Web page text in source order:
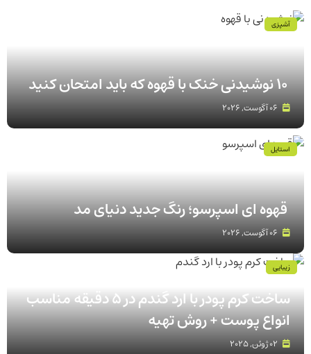
۱۰ نوشیدنی خنک با قهوه که باید امتحان کنید
06 آگوست, 2026
آشپزی
قهوه‌ ای اسپرسو؛ رنگ جدید دنیای مد
06 آگوست, 2026
استایل
ساخت کرم پودر با ارد گندم در ۵ دقیقه مناسب
انواع پوست‌ + روش تهیه
02 ژوئن, 2025
زیبایی